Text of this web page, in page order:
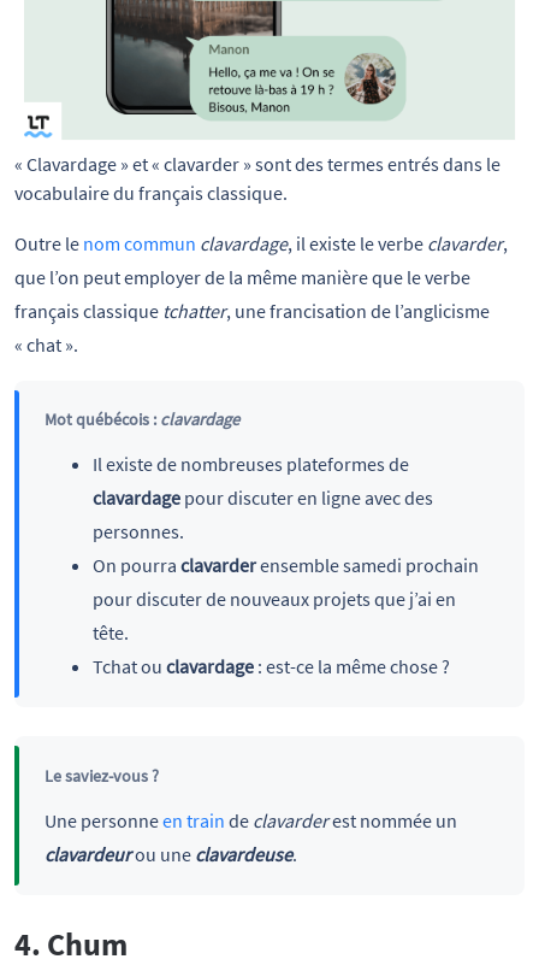
« Clavardage » et « clavarder » sont des termes entrés dans le
vocabulaire du français classique.
Outre le nom commun clavardage, il existe le verbe clavarder,
que l’on peut employer de la même manière que le verbe
français classique tchatter, une francisation de l’anglicisme
« chat ».
Mot québécois : clavardage
Il existe de nombreuses plateformes de
clavardagepour discuter en ligne avec des
personnes.
On pourra clavarderensemble samedi prochain
pour discuter de nouveaux projets que j’ai en
tête.
Tchat ou clavardage: est-ce la même chose ?
Le saviez-vous ?
Une personneen train de clavarderest nommée un
clavardeurou une clavardeuse.
4. Chum